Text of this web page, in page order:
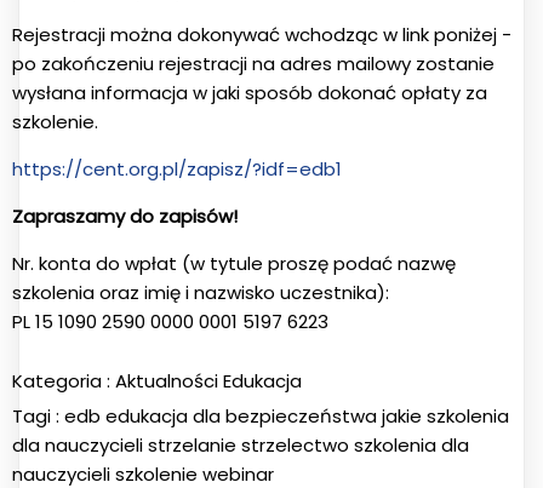
Rejestracji można dokonywać wchodząc w link poniżej -
po zakończeniu rejestracji na adres mailowy zostanie
wysłana informacja w jaki sposób dokonać opłaty za
szkolenie.
https://cent.org.pl/zapisz/?idf=edb1
Zapraszamy do zapisów!
Nr. konta do wpłat (w tytule proszę podać nazwę
szkolenia oraz imię i nazwisko uczestnika):
PL 15 1090 2590 0000 0001 5197 6223
Kategoria : AktualnościEdukacja
Tagi : edb edukacja dla bezpieczeństwajakie szkolenia
dla nauczycielistrzelanie strzelectwo szkolenia dla
nauczycieliszkolenie webinar